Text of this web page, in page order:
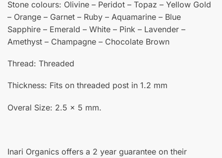
Stone colours: Olivine – Peridot – Topaz – Yellow Gold
– Orange – Garnet – Ruby – Aquamarine – Blue
Sapphire – Emerald – White – Pink – Lavender –
Amethyst – Champagne – Chocolate Brown
Thread: Threaded
Thickness: Fits on threaded post in 1.2 mm
Overal Size: 2.5 x 5 mm.
Inari Organics offers a 2 year guarantee on their